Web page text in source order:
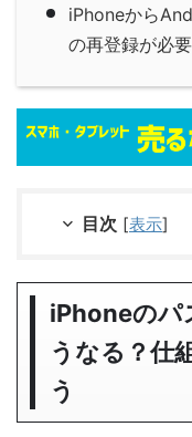
iPhoneから
の再登録が必
目次 [表示]
iPhoneのパ
うなる？仕
う